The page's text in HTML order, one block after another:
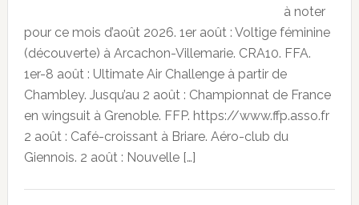
à noter
pour ce mois d’août 2026. 1er août : Voltige féminine
(découverte) à Arcachon-Villemarie. CRA10. FFA.
1er-8 août : Ultimate Air Challenge à partir de
Chambley. Jusqu’au 2 août : Championnat de France
en wingsuit à Grenoble. FFP. https://www.ffp.asso.fr
2 août : Café-croissant à Briare. Aéro-club du
Giennois. 2 août : Nouvelle […]